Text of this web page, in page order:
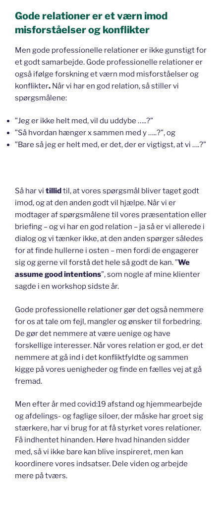
Gode relationer er et værn imod
misforståelser og konflikter
Men gode professionelle relationer er ikke gunstigt for
et godt samarbejde. Gode professionelle relationer er
også ifølge forskning et værn mod misforståelser og
konflikter. Når vi har en god relation, så stiller vi
spørgsmålene:
”Jeg er ikke helt med, vil du uddybe …..?”
”Så hvordan hænger x sammen med y …..?”, og
”Bare så jeg er helt med, er det, der er vigtigst, at vi ….?”
Så har vi tillidtil, at vores spørgsmål bliver taget godt
imod, og at den anden godt vil hjælpe. Når vi er
modtager af spørgsmålene til vores præsentation eller
briefing – og vi har en god relation – ja så er vi allerede i
dialog og vi tænker ikke, at den anden spørger således
for at finde hullerne i osten – men fordi de engagerer
sig og gerne vil forstå det hele så godt de kan. ”We
assume good intentions”, som nogle af mine klienter
sagde i en workshop sidste år.
Gode professionelle relationer gør det også nemmere
for os at tale om fejl, mangler og ønsker til forbedring.
De gør det nemmere at være uenige og have
forskellige interesser. Når vores relation er god, er det
nemmere at gå ind i det konfliktfyldte og sammen
kigge på vores uenigheder og finde en fælles vej at gå
fremad.
Men efter år med covid:19 afstand og hjemmearbejde
og afdelings- og faglige siloer, der måske har groet sig
stærkere, har vi brug for at få styrket vores relationer.
Få indhentet hinanden. Høre hvad hinanden sidder
med, så vi ikke bare kan blive inspireret, men kan
koordinere vores indsatser. Dele viden og arbejde
mere på tværs.